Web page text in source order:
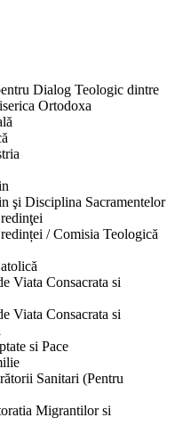
Dialog Teologic dintre
Ortodoxa
şi Disciplina Sacramentelor
/ Comisia Teologică
Viata Consacrata si
Viata Consacrata si
si Pace
Sanitari (Pentru
Migrantilor si